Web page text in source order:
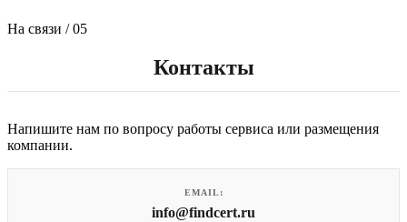
На связи / 05
Контакты
Напишите нам по вопросу работы сервиса или размещения
компании.
EMAIL:
info@findcert.ru